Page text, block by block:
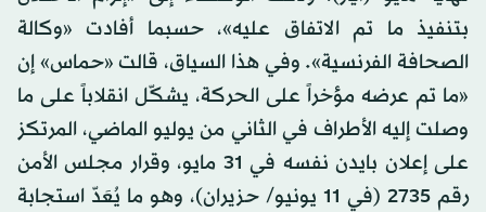
بتنفيذ ما تم الاتفاق عليه»، حسبما أفادت «وكالة
الصحافة الفرنسية». وفي هذا السياق، قالت «حماس» إن
«ما تم عرضه مؤخراً على الحركة، يشكّل انقلاباً على ما
وصلت إليه الأطراف في الثاني من يوليو الماضي، المرتكز
على إعلان بايدن نفسه في 31 مايو، وقرار مجلس الأمن
رقم 2735 (في 11 يونيو/ حزيران)، وهو ما يُعَدّ استجابة